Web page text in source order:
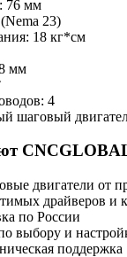
76 мм
23)
18 кг*см
мм
4
шаговый
двигатели от
драйверов и
по России
выбору и
поддержка